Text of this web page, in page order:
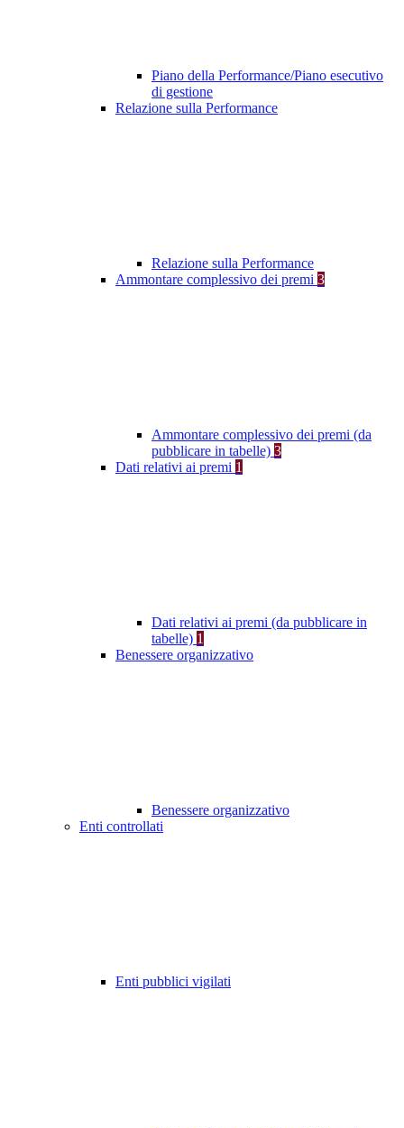
Piano della Performance/Piano esecutivo
di gestione
Relazione sulla Performance
Relazione sulla Performance
Ammontare complessivo dei premi 3
Ammontare complessivo dei premi (da
pubblicare in tabelle) 3
Dati relativi ai premi 1
Dati relativi ai premi (da pubblicare in
tabelle) 1
Benessere organizzativo
Benessere organizzativo
Enti controllati
Enti pubblici vigilati